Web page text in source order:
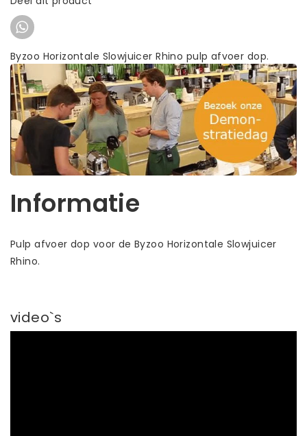
Byzoo Horizontale Slowjuicer Rhino pulp afvoer dop.
Informatie
Pulp afvoer dop voor de Byzoo Horizontale Slowjuicer
Rhino.
video`s